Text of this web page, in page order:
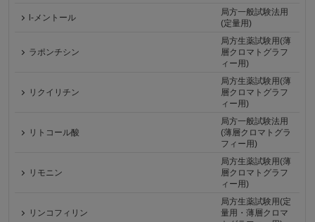
l-メントール
局方一般試験法用
(定量用)
ラポンチシン
局方生薬試験用(薄
層クロマトグラフ
ィー用)
リクイリチン
局方生薬試験用(薄
層クロマトグラフ
ィー用)
リトコール酸
局方一般試験法用
(薄層クロマトグラ
フィー用)
リモニン
局方生薬試験用(薄
層クロマトグラフ
ィー用)
リンコフィリン
局方生薬試験用(定
量用・薄層クロマ